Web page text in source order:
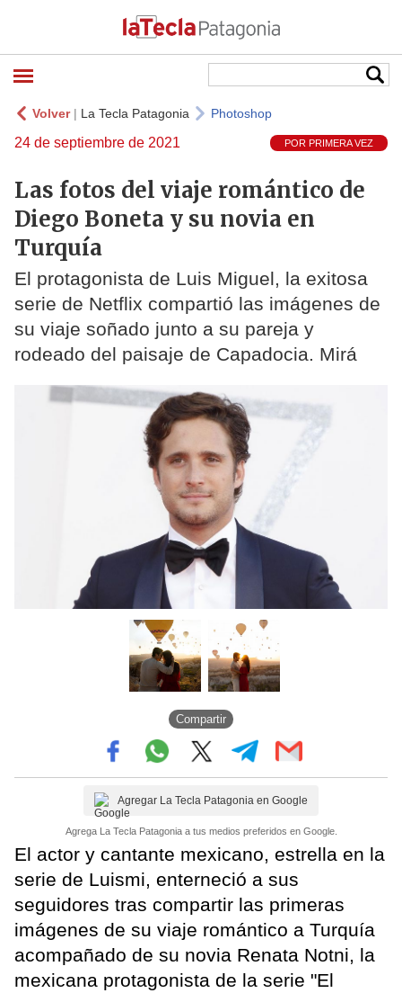
Volver| La Tecla Patagonia Photoshop
24 de septiembre de 2021 POR PRIMERA VEZ
Las fotos del viaje romántico de
Diego Boneta y su novia en
Turquía
El protagonista de Luis Miguel, la exitosa
serie de Netflix compartió las imágenes de
su viaje soñado junto a su pareja y
rodeado del paisaje de Capadocia. Mirá
Compartir
Agregar La Tecla Patagonia en Google
Agrega La Tecla Patagonia a tus medios preferidos en Google.
El actor y cantante mexicano, estrella en la
serie de Luismi, enterneció a sus
seguidores tras compartir las primeras
imágenes de su viaje romántico a Turquía
acompañado de su novia Renata Notni, la
mexicana protagonista de la serie "El